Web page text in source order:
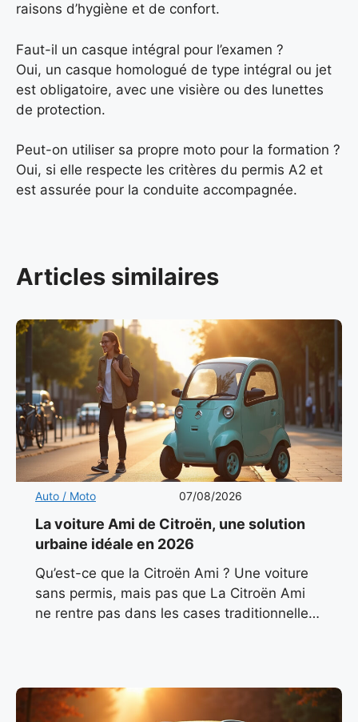
raisons d’hygiène et de confort.
Faut-il un casque intégral pour l’examen ?
Oui, un casque homologué de type intégral ou jet
est obligatoire, avec une visière ou des lunettes
de protection.
Peut-on utiliser sa propre moto pour la formation ?
Oui, si elle respecte les critères du permis A2 et
est assurée pour la conduite accompagnée.
Articles similaires
Auto / Moto 07/08/2026
La voiture Ami de Citroën, une solution
urbaine idéale en 2026
Qu’est-ce que la Citroën Ami ? Une voiture
sans permis, mais pas que La Citroën Ami
ne rentre pas dans les cases traditionnelles.